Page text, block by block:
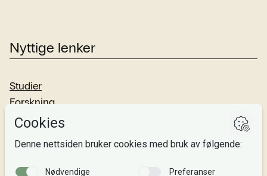
Nyttige lenker
Studier
Forskning
Om oss
Si fra!